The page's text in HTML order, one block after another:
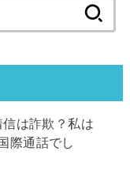
は詐欺？私は
際通話でし